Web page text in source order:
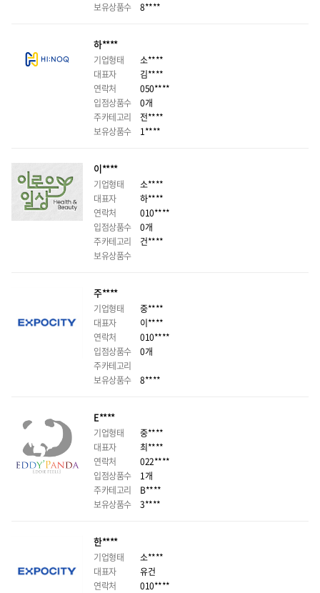
보유상품수
8****
하****
기업형태
소****
대표자
김****
연락처
050****
입점상품수
0개
주카테고리
전****
보유상품수
1****
이****
기업형태
소****
대표자
하****
연락처
010****
입점상품수
0개
주카테고리
건****
보유상품수
주****
기업형태
중****
대표자
이****
연락처
010****
입점상품수
0개
주카테고리
보유상품수
8****
E****
기업형태
중****
대표자
최****
연락처
022****
입점상품수
1개
주카테고리
B****
보유상품수
3****
한****
기업형태
소****
대표자
유건
연락처
010****